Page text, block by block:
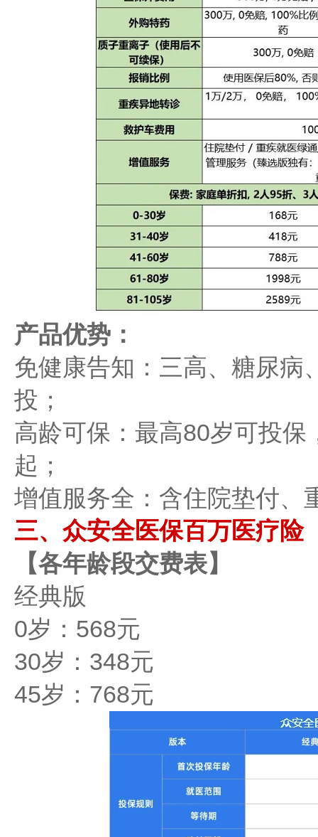
产品优势：
免健康告知：三高、糖尿病
投；
高龄可保：最高80岁可投
起；
增值服务全：含住院垫付、
三、众安全医保百万医疗险
【各年龄段交费表】
经典版
0岁：568元
30岁：348元
45岁：768元